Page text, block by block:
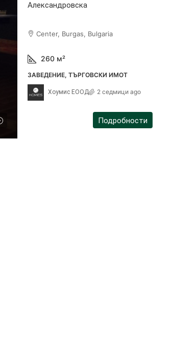
Александровска
Center, Burgas, Bulgaria
260 м²
ЗАВЕДЕНИЕ, ТЪРГОВСКИ ИМОТ
Подробности
Хоумис ЕООД 2 седмици ago